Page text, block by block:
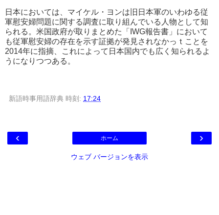
日本においては、マイケル・ヨンは旧日本軍のいわゆる従
軍慰安婦問題に関する調査に取り組んでいる人物として知
られる。米国政府が取りまとめた「IWG報告書」において
も従軍慰安婦の存在を示す証拠が発見されなかっｔことを
2014年に指摘、これによって日本国内でも広く知られるよ
うになりつつある。
新語時事用語辞典 時刻: 17:24
‹ ›
ホーム
ウェブ バージョンを表示